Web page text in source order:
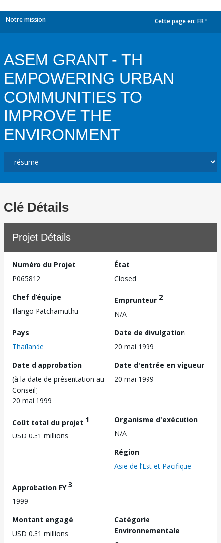
Notre mission Cette page en: FR
ASEM GRANT - TH
EMPOWERING URBAN
COMMUNITIES TO
IMPROVE THE
ENVIRONMENT
Clé Détails
Projet Détails
Numéro du Projet
P065812
État
Closed
Chef d’équipe
Illango Patchamuthu
Emprunteur 2
N/A
Pays
Thaïlande
Date de divulgation
20 mai 1999
Date d'approbation
(à la date de présentation au
Conseil)
20 mai 1999
Date d'entrée en vigueur
20 mai 1999
Coût total du projet 1
USD 0.31 millions
Organisme d'exécution
N/A
Région
Asie de l’Est et Pacifique
Approbation FY3
1999
Montant engagé
USD 0.31 millions
Catégorie
Environnementale